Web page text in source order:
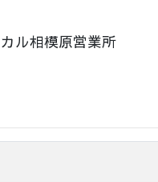
ル相模原営業所